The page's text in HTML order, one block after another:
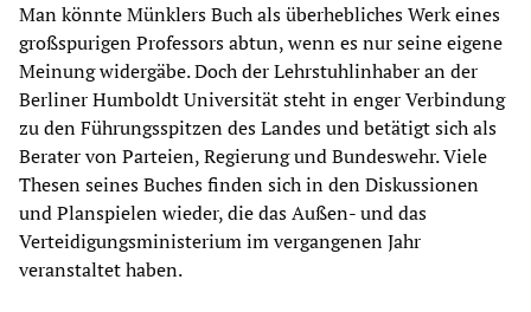
Man könnte Münklers Buch als überhebliches Werk eines
großspurigen Professors abtun, wenn es nur seine eigene
Meinung widergäbe. Doch der Lehrstuhlinhaber an der
Berliner Humboldt Universität steht in enger Verbindung
zu den Führungsspitzen des Landes und betätigt sich als
Berater von Parteien, Regierung und Bundeswehr. Viele
Thesen seines Buches finden sich in den Diskussionen
und Planspielen wieder, die das Außen- und das
Verteidigungsministerium im vergangenen Jahr
veranstaltet haben.